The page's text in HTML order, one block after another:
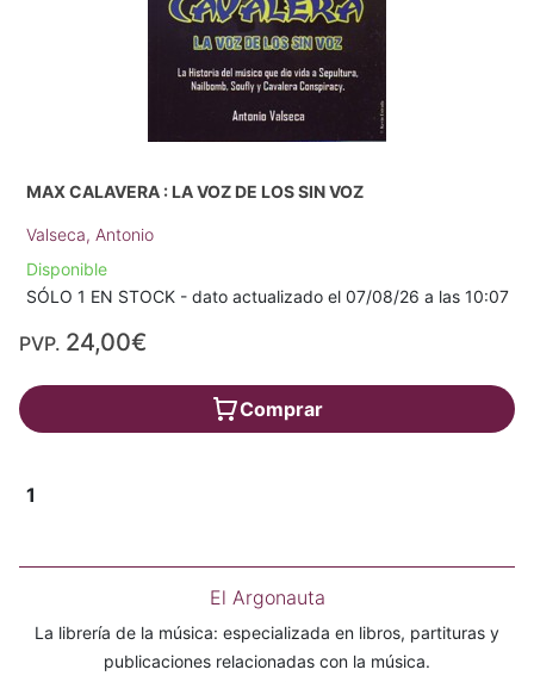
MAX CALAVERA : LA VOZ DE LOS SIN VOZ
Valseca, Antonio
Disponible
SÓLO 1 EN STOCK - dato actualizado el 07/08/26 a las 10:07
PVP. 24,00€
Comprar
1
El Argonauta
La librería de la música: especializada en libros, partituras y
publicaciones relacionadas con la música.